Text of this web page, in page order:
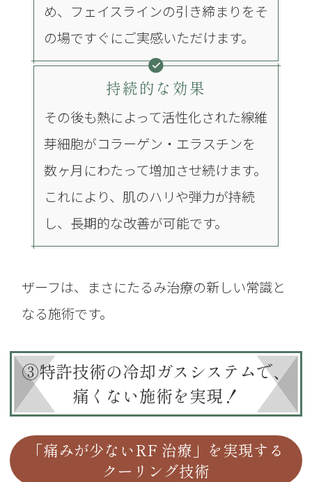
め、フェイスラインの引き締まりをそ
の場ですぐにご実感いただけます。
持続的な効果
その後も熱によって活性化された線維
芽細胞がコラーゲン・エラスチンを
数ヶ月にわたって増加させ続けます。
これにより、肌のハリや弾力が持続
し、長期的な改善が可能です。
ザーフは、まさにたるみ治療の新しい常識と
なる施術です。
③特許技術の冷却ガスシステムで、
痛くない施術を実現！
「痛みが少ないRF 治療」を実現する
クーリング技術